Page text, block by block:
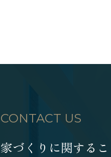
CONTACT US
家づくりに関するこ